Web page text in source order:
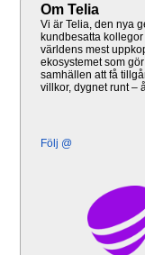
Om Telia
Vi är Telia, den nya
kundbesatta
världens mest
ekosystemet som
samhällen att få
villkor, dygnet runt –
Följ @